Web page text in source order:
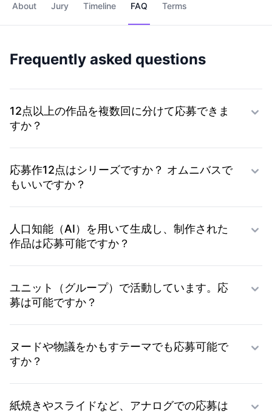
About Jury Timeline FAQ Terms
Frequently asked questions
12点以上の作品を複数回に分けて応募できま
すか？
応募作12点はシリーズですか？ オムニバスで
もいいですか？
人口知能（AI）を用いて生成し、制作された
作品は応募可能ですか？
ユニット（グループ）で活動しています。応
募は可能ですか？
ヌードや物議をかもすテーマでも応募可能で
すか？
紙焼きやスライドなど、アナログでの応募は